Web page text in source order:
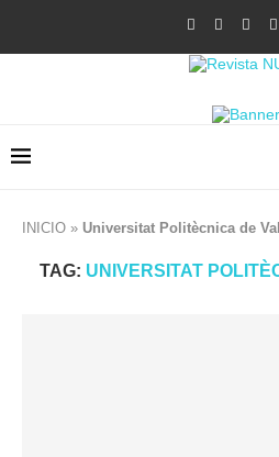
INICIO » Universitat Politècnica de
TAG: UNIVERSITAT